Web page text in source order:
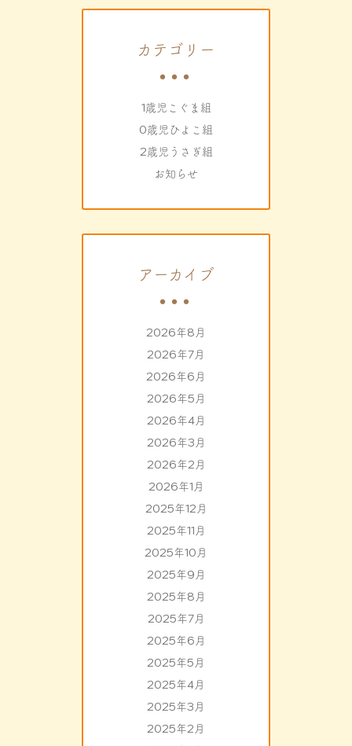
カテゴリー
1歳児こぐま組
0歳児ひよこ組
2歳児うさぎ組
お知らせ
アーカイブ
2026年8月
2026年7月
2026年6月
2026年5月
2026年4月
2026年3月
2026年2月
2026年1月
2025年12月
2025年11月
2025年10月
2025年9月
2025年8月
2025年7月
2025年6月
2025年5月
2025年4月
2025年3月
2025年2月